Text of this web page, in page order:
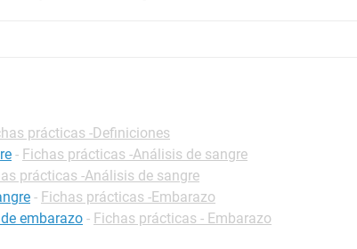
prácticas -Definiciones
- Fichas prácticas -Análisis de sangre
prácticas -Análisis de sangre
- Fichas prácticas -Embarazo
embarazo - Fichas prácticas - Embarazo